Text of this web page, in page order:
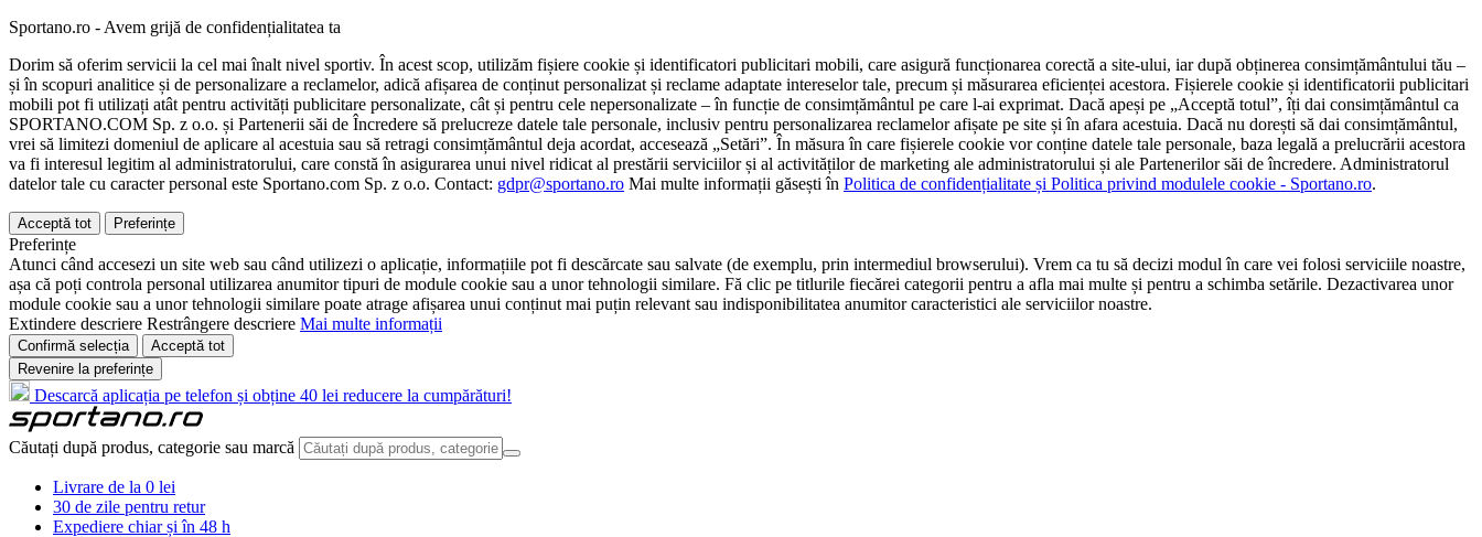
Sportano.ro - Avem grijă de confidențialitatea ta
Dorim să oferim servicii la cel mai înalt nivel sportiv. În acest scop, utilizăm fișiere cookie și identificatori publicitari mobili, care asigură funcționarea corectă a site-ului, iar după obținerea consimțământului tău –
și în scopuri analitice și de personalizare a reclamelor, adică afișarea de conținut personalizat și reclame adaptate intereselor tale, precum și măsurarea eficienței acestora. Fișierele cookie și identificatorii publicitari
mobili pot fi utilizați atât pentru activități publicitare personalizate, cât și pentru cele nepersonalizate – în funcție de consimțământul pe care l-ai exprimat. Dacă apeși pe „Acceptă totul”, îți dai consimțământul ca
SPORTANO.COM Sp. z o.o. și Partenerii săi de Încredere să prelucreze datele tale personale, inclusiv pentru personalizarea reclamelor afișate pe site și în afara acestuia. Dacă nu dorești să dai consimțământul,
vrei să limitezi domeniul de aplicare al acestuia sau să retragi consimțământul deja acordat, accesează „Setări”. În măsura în care fișierele cookie vor conține datele tale personale, baza legală a prelucrării acestora
va fi interesul legitim al administratorului, care constă în asigurarea unui nivel ridicat al prestării serviciilor și al activităților de marketing ale administratorului și ale Partenerilor săi de încredere. Administratorul
datelor tale cu caracter personal este Sportano.com Sp. z o.o. Contact: gdpr@sportano.ro Mai multe informații găsești în Politica de confidențialitate și Politica privind modulele cookie - Sportano.ro.
Acceptă tot Preferințe
Preferințe
Atunci când accesezi un site web sau când utilizezi o aplicație, informațiile pot fi descărcate sau salvate (de exemplu, prin intermediul browserului). Vrem ca tu să decizi modul în care vei folosi serviciile noastre,
așa că poți controla personal utilizarea anumitor tipuri de module cookie sau a unor tehnologii similare. Fă clic pe titlurile fiecărei categorii pentru a afla mai multe și pentru a schimba setările. Dezactivarea unor
module cookie sau a unor tehnologii similare poate atrage afișarea unui conținut mai puțin relevant sau indisponibilitatea anumitor caracteristici ale serviciilor noastre.
Extindere descriere Restrângere descriere Mai multe informații
Confirmă selecția
Acceptă tot
Revenire la preferințe
Descarcă aplicația pe telefon și obține 40 lei reducere la cumpărături!
Căutați după produs, categorie sau marcă
Livrare de la 0 lei
30 de zile pentru retur
Expediere chiar și în 48 h